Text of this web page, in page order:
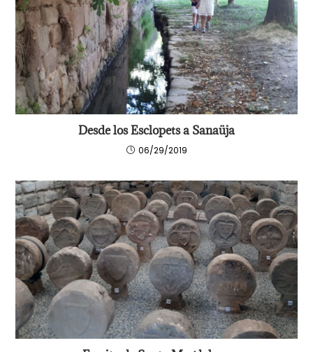
Desde los Esclopets a Sanaüja
06/29/2019